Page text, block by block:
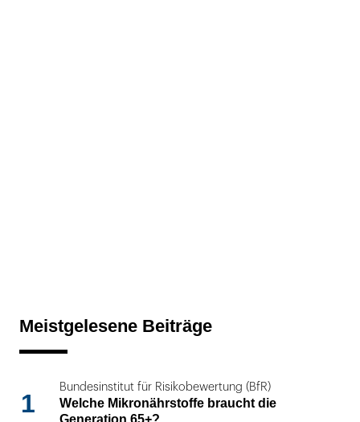
Meistgelesene Beiträge
1
Bundesinstitut für Risikobewertung (BfR)
Welche Mikronährstoffe braucht die